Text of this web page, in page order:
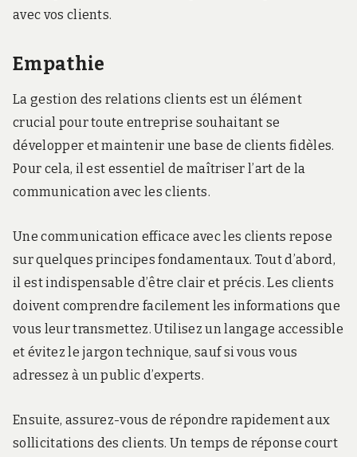
avec vos clients.
Empathie
La gestion des relations clients est un élément
crucial pour toute entreprise souhaitant se
développer et maintenir une base de clients fidèles.
Pour cela, il est essentiel de maîtriser l’art de la
communication avec les clients.
Une communication efficace avec les clients repose
sur quelques principes fondamentaux. Tout d’abord,
il est indispensable d’être clair et précis. Les clients
doivent comprendre facilement les informations que
vous leur transmettez. Utilisez un langage accessible
et évitez le jargon technique, sauf si vous vous
adressez à un public d’experts.
Ensuite, assurez-vous de répondre rapidement aux
sollicitations des clients. Un temps de réponse court